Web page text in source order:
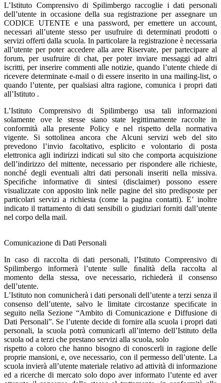
L’Istituto Comprensivo di Spilimbergo raccoglie i dati personali
dell’utente in occasione della sua registrazione per assegnare un
CODICE UTENTE e una password, per emettere un account,
necessari all’utente stesso per usufruire di determinati prodotti o
servizi offerti dalla scuola. In particolare la registrazione è necessaria
all’utente per poter accedere alla aree Riservate, per partecipare al
forum, per usufruire di chat, per poter inviare messaggi ad altri
iscritti, per inserire commenti alle notizie, quando l’utente chiede di
ricevere determinate e-mail o di essere inserito in una mailing-list, o
quando l’utente, per qualsiasi altra ragione, comunica i propri dati
all’Istituto .
L’Istituto Comprensivo di Spilimbergo usa tali informazioni
solamente ove le stesse siano state legittimamente raccolte in
conformità alla presente Policy e nel rispetto della normativa
vigente. Si sottolinea ancora che Alcuni servizi web del sito
prevedono l’invio facoltativo, esplicito e volontario di posta
elettronica agli indirizzi indicati sul sito che comporta acquisizione
dell’indirizzo del mittente, necessario per rispondere alle richieste,
nonché degli eventuali altri dati personali inseriti nella missiva.
Speciﬁche informative di sintesi (disclaimer) possono essere
visualizzate con apposito link nelle pagine del sito predisposte per
particolari servizi a richiesta (come la pagina contatti). E’ inoltre
indicato il trattamento di dati sensibili o giudiziari forniti dall’utente
nel corpo della mail.
Comunicazione di Dati Personali
In caso di raccolta di dati personali, l’Istituto Comprensivo di
Spilimbergo informerà l’utente sulle ﬁnalità della raccolta al
momento della stessa, ove necessario, richiederà il consenso
dell’utente.
L’Istituto non comunicherà i dati personali dell’utente a terzi senza il
consenso dell’utente, salvo le limitate circostanze speciﬁcate in
seguito nella Sezione “Ambito di Comunicazione e Diffusione di
Dati Personali”. Se l’utente decide di fornire alla scuola i propri dati
personali, la scuola potrà comunicarli all’interno dell’Istituto della
scuola od a terzi che prestano servizi alla scuola, solo
rispetto a coloro che hanno bisogno di conoscerli in ragione delle
proprie mansioni, e, ove necessario, con il permesso dell’utente. La
scuola invierà all’utente materiale relativo ad attività di informazione
ed a ricerche di mercato solo dopo aver informato l’utente ed aver